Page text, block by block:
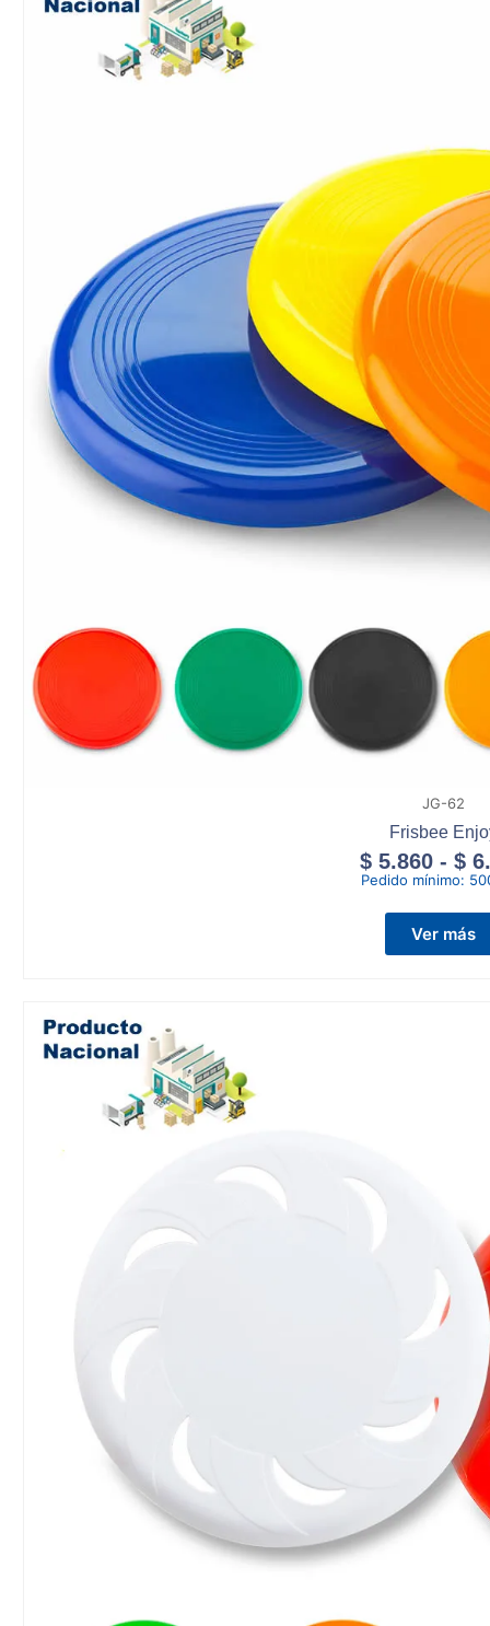
JG-62
Frisbee
$ 5.860 - $
Pedido mínimo:
Ver más